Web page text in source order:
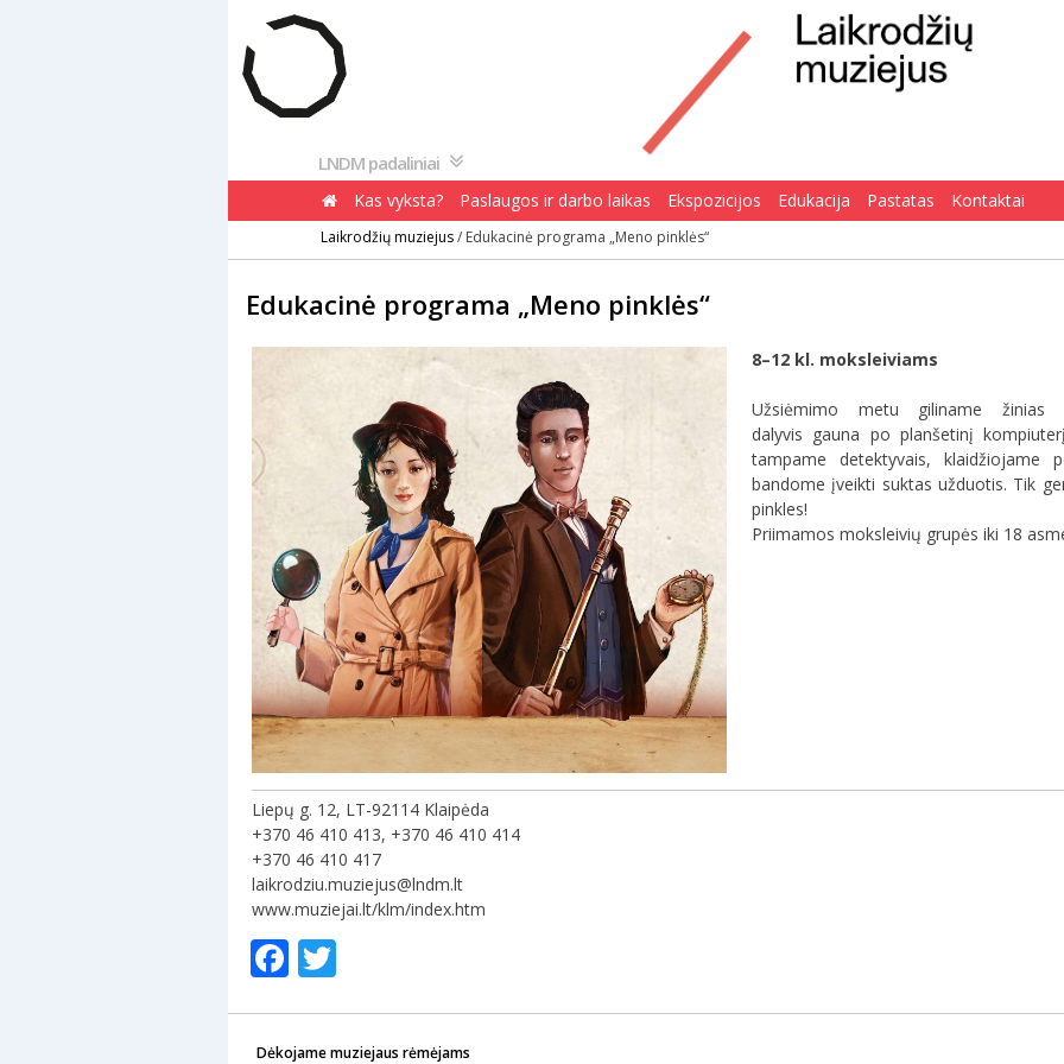
Pereiti
turinio
LNDM padaliniai
Kas vyksta? Paslaugos ir darbo laikas Ekspozicijos Edukacija Pastatas Kontaktai
Laikrodžių muziejus/ Edukacinė programa „Meno pinklės“
Edukacinė programa „Meno pinklės“
8–12 kl. moksleiviams
Užsiėmimo metu giliname žinias
dalyvis gauna po planšetinį
tampame detektyvais, klaidžiojame
bandome įveikti suktas užduotis. Tik
pinkles!
Priimamos moksleivių grupės iki 18
Liepų g. 12, LT-92114 Klaipėda
+370 46 410 413, +370 46 410 414
+370 46 410 417
laikrodziu.muziejus@lndm.lt
www.muziejai.lt/klm/index.htm
Facebook
Dėkojame muziejaus rėmėjams